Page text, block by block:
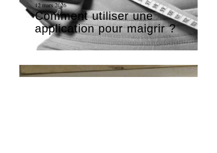
12 mars 2026
Comment utiliser une
application pour maigrir ?